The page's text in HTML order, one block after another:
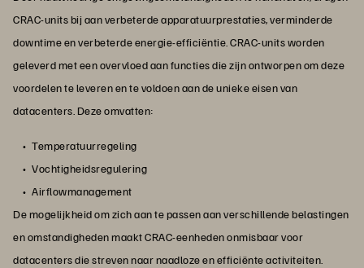
CRAC-units bij aan verbeterde apparatuurprestaties, verminderde
downtime en verbeterde energie-efficiëntie. CRAC-units worden
geleverd met een overvloed aan functies die zijn ontworpen om deze
voordelen te leveren en te voldoen aan de unieke eisen van
datacenters. Deze omvatten:
Temperatuurregeling
Vochtigheidsregulering
Airflowmanagement
De mogelijkheid om zich aan te passen aan verschillende belastingen
en omstandigheden maakt CRAC-eenheden onmisbaar voor
datacenters die streven naar naadloze en efficiënte activiteiten.